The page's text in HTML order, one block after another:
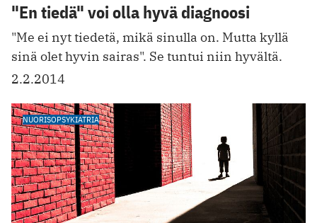
"En tiedä" voi olla hyvä diagnoosi
"Me ei nyt tiedetä, mikä sinulla on. Mutta kyllä
sinä olet hyvin sairas". Se tuntui niin hyvältä.
2.2.2014
NUORISOPSYKIATRIA